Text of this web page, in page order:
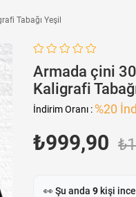
Tabağı Yeşil
Armada çini
Kaligrafi
İndirim Oranı : %20
₺999,90
👀 Şu anda 9 kişi